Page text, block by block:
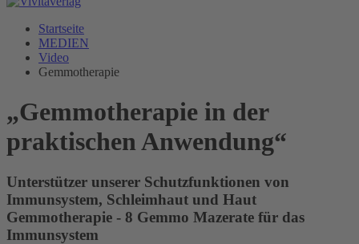
Startseite
MEDIEN
Video
Gemmotherapie
„Gemmotherapie in der
praktischen Anwendung“
Unterstützer unserer Schutzfunktionen von
Immunsystem, Schleimhaut und Haut
Gemmotherapie - 8 Gemmo Mazerate für das
Immunsystem